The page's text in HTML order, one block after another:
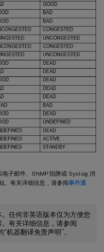
子邮件、SNMP 陷阱或 Syslog 消
。有关详细信息，请参阅事件通
任何非英语版本仅为方便您
有关详细信息，请参阅
“机器翻译免责声明”。